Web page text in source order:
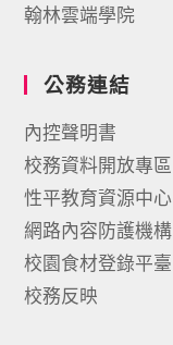
翰林雲端學院
公務連結
內控聲明書
校務資料開放專區
性平教育資源中心
網路內容防護機構
校園食材登錄平臺
校務反映